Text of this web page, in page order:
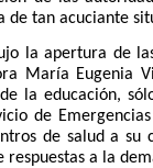
de tan acuciante
la apertura de
María Eugenia
la educación,
de
de salud a su
a la